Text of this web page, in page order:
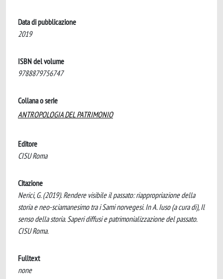
Data di pubblicazione
2019
ISBN del volume
9788879756747
Collana o serie
ANTROPOLOGIA DEL PATRIMONIO
Editore
CISU Roma
Citazione
Nerici, G. (2019). Rendere visibile il passato: riappropriazione della
storia e neo-sciamanesimo tra i Sami norvegesi. In A. Iuso (a cura di), Il
senso della storia. Saperi diffusi e patrimonializzazione del passato.
CISU Roma.
Fulltext
none